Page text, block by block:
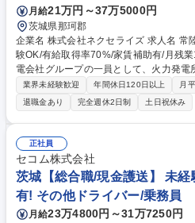
月給21万円～37万5000円
茨城県那珂郡
企業名 株式会社ネクセライズ 求人名 常陸那珂【設備管理スタッフ】未経
験OK/有給取得率70%/家賃補助有/月残業10H 仕事の内容 世界最
電会社グループの一員として、火力発
をお任せいたします。充実した研修があ
フラを支えるプロを目指すことが可能です。 【具体的には】■発電
(LNG・石炭)の管理業務■各種設備の日
ガス導管の点検業務■その他、発電所運
社は座学研修からスタートし、その後は
しますので、着実に知識と技術を習得できます。 募集職種
備管理スタッフ】未経験OK/有給取得率
業界未経験歓迎 年間休日120日以上
月
退職金あり
完全週休2日制 土日祝休み
正社員
セコム株式会社
茨城【総合職/現金護送】 未
有! その他ドライバー/乗務員
月給23万4800円～31万7250円